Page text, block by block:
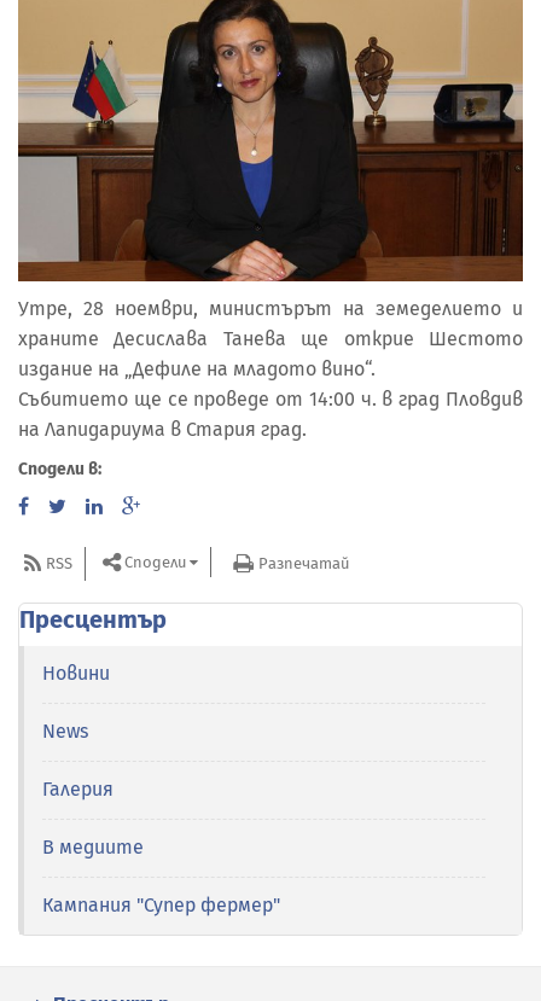
Утре, 28 ноември, министърът на земеделието и
храните Десислава Танева ще открие Шестото
издание на „Дефиле на младото вино“.
Събитието ще се проведе от 14:00 ч. в град Пловдив
на Лапидариума в Стария град.
Сподели в:
RSS Сподели Разпечатай
Пресцентър
Новини
News
Галерия
В медиите
Кампания "Супер фермер"